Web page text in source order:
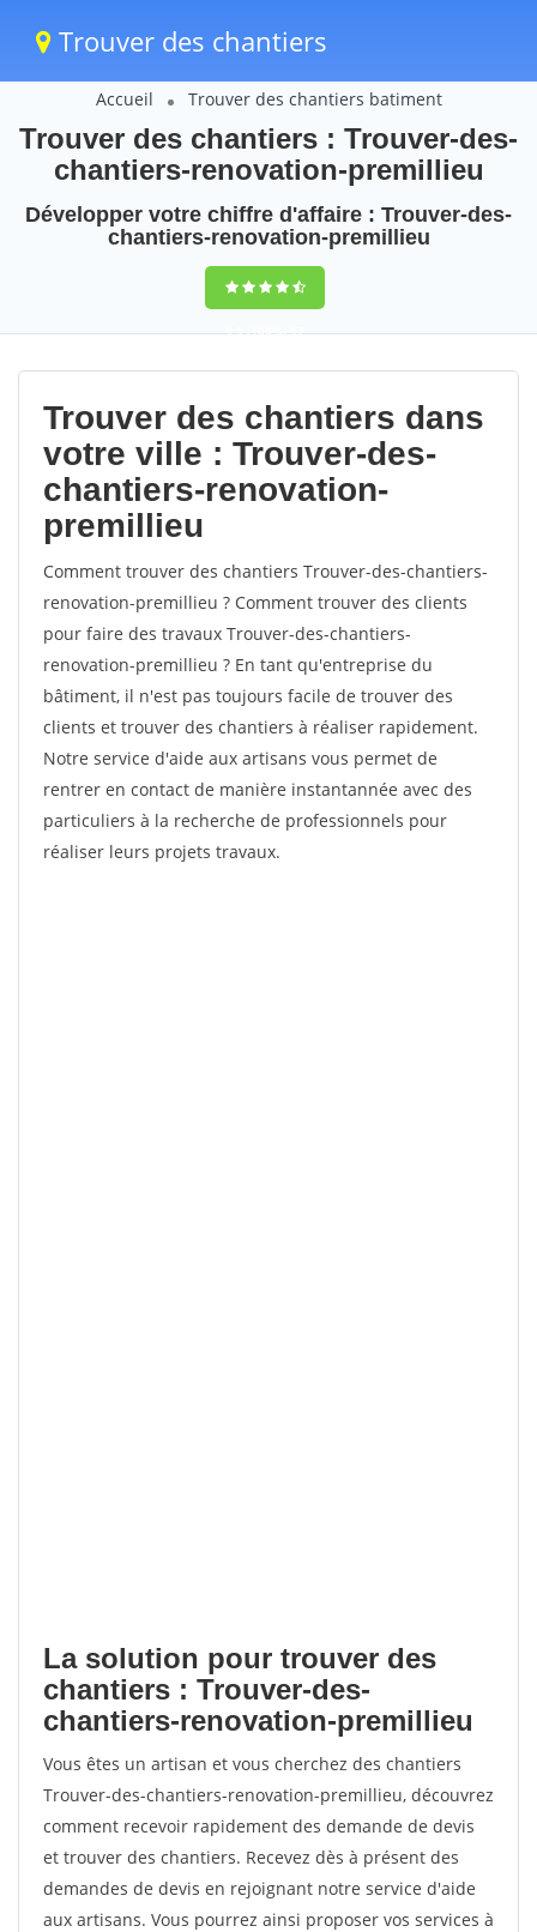
Trouver des chantiers
Accueil Trouver des chantiers batiment
Trouver des chantiers : Trouver-des-
chantiers-renovation-premillieu
Développer votre chiffre d'affaire : Trouver-des-
chantiers-renovation-premillieu
9,5(100%)97
votes
Trouver des chantiers dans
votre ville : Trouver-des-
chantiers-renovation-
premillieu
Comment trouver des chantiers Trouver-des-chantiers-
renovation-premillieu ? Comment trouver des clients
pour faire des travaux Trouver-des-chantiers-
renovation-premillieu ? En tant qu'entreprise du
bâtiment, il n'est pas toujours facile de trouver des
clients et trouver des chantiers à réaliser rapidement.
Notre service d'aide aux artisans vous permet de
rentrer en contact de manière instantannée avec des
particuliers à la recherche de professionnels pour
réaliser leurs projets travaux.
La solution pour trouver des
chantiers : Trouver-des-
chantiers-renovation-premillieu
Vous êtes un artisan et vous cherchez des chantiers
Trouver-des-chantiers-renovation-premillieu, découvrez
comment recevoir rapidement des demande de devis
et trouver des chantiers. Recevez dès à présent des
demandes de devis en rejoignant notre service d'aide
aux artisans. Vous pourrez ainsi proposer vos services à